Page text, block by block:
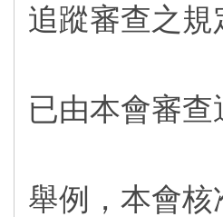
追蹤審查之規
已由本會審
舉例，本會